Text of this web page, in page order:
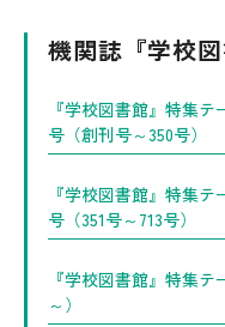
機関誌『学校図
『学校図書館』特集
号（創刊号～350号）
『学校図書館』特集
号（351号～713号）
『学校図書館』特集
～）